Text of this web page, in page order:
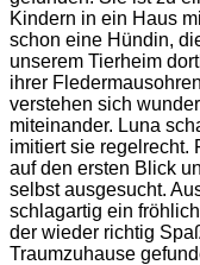
Kindern in ein Haus
schon eine Hündin,
unserem Tierheim
ihrer
verstehen sich
miteinander. Luna
imitiert sie regelrecht.
auf den ersten Blick
selbst ausgesucht.
schlagartig ein
der wieder richtig
Traumzuhause